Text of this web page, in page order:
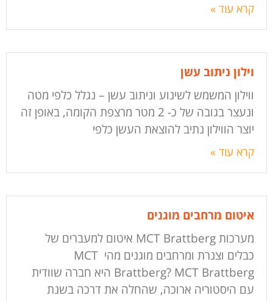
קרא עוד »
וילון ניתוב עשן
ווילון המשמש לשינוע וניתוב עשן – נגלל כלפי מטה
ונעצר בגובה של כ- 2 מטר מרצפת הקומה, באופן זה
יוצר הווילון נתיב להוצאת העשן כלפי
קרא עוד »
איטום מרחבים מוגנים
מערכות MCT Brattberg איטום למעברים של
כבלים וצנרת ומרחבים מוגנים מהי MCT
Brattberg? MCT Brattberg היא חברה שוודית
עם היסטוריה ארוכה, שהחלה את דרכה בשנת